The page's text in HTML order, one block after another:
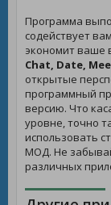
Программа
содействует
экономит ваше
Chat, Date,
открытые
программный
версию. Что
уровне, точно
использовать
МОД. Не
различных